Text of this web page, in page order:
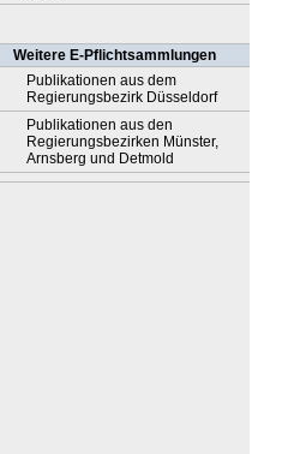
Weitere E-Pflichtsammlungen
Publikationen aus dem
Regierungsbezirk Düsseldorf
Publikationen aus den
Regierungsbezirken Münster,
Arnsberg und Detmold